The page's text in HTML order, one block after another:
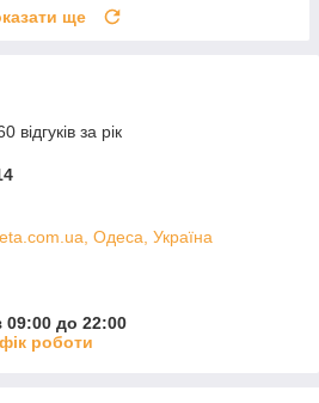
ще
відгуків за рік
Одеса, Україна
09:00 до 22:00
роботи